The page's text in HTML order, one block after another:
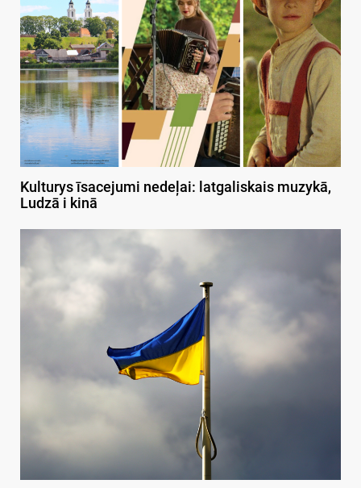
Kulturys īsacejumi nedeļai: latgaliskais muzykā,
Ludzā i kinā